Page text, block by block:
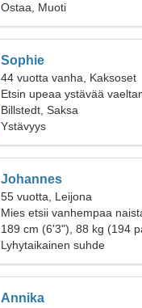
Ostaa, Muoti
Sophie
44 vuotta vanha, Kaksoset
Etsin upeaa ystävää
Billstedt, Saksa
Ystävyys
Johannes
55 vuotta, Leijona
Mies etsii vanhempaa
189 cm (6'3"), 88 kg (194
Lyhytaikainen suhde
Annika